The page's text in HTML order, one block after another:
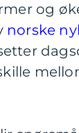
og
norske